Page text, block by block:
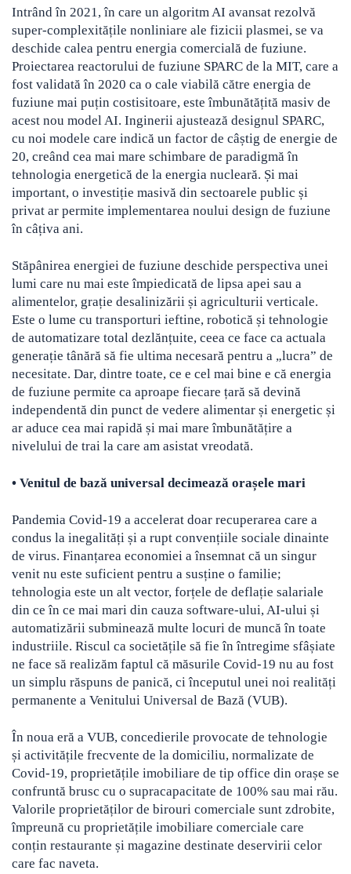
Intrând în 2021, în care un algoritm AI avansat rezolvă
super-complexitățile nonliniare ale fizicii plasmei, se va
deschide calea pentru energia comercială de fuziune.
Proiectarea reactorului de fuziune SPARC de la MIT, care a
fost validată în 2020 ca o cale viabilă către energia de
fuziune mai puțin costisitoare, este îmbunătățită masiv de
acest nou model AI. Inginerii ajustează designul SPARC,
cu noi modele care indică un factor de câștig de energie de
20, creând cea mai mare schimbare de paradigmă în
tehnologia energetică de la energia nucleară. Și mai
important, o investiție masivă din sectoarele public și
privat ar permite implementarea noului design de fuziune
în câțiva ani.
Stăpânirea energiei de fuziune deschide perspectiva unei
lumi care nu mai este împiedicată de lipsa apei sau a
alimentelor, grație desalinizării și agriculturii verticale.
Este o lume cu transporturi ieftine, robotică și tehnologie
de automatizare total dezlănțuite, ceea ce face ca actuala
generație tânără să fie ultima necesară pentru a „lucra” de
necesitate. Dar, dintre toate, ce e cel mai bine e că energia
de fuziune permite ca aproape fiecare țară să devină
independentă din punct de vedere alimentar și energetic și
ar aduce cea mai rapidă și mai mare îmbunătățire a
nivelului de trai la care am asistat vreodată.
• Venitul de bază universal decimează orașele mari
Pandemia Covid-19 a accelerat doar recuperarea care a
condus la inegalități și a rupt convențiile sociale dinainte
de virus. Finanțarea economiei a însemnat că un singur
venit nu este suficient pentru a susține o familie;
tehnologia este un alt vector, forțele de deflație salariale
din ce în ce mai mari din cauza software-ului, AI-ului și
automatizării subminează multe locuri de muncă în toate
industriile. Riscul ca societățile să fie în întregime sfâșiate
ne face să realizăm faptul că măsurile Covid-19 nu au fost
un simplu răspuns de panică, ci începutul unei noi realități
permanente a Venitului Universal de Bază (VUB).
În noua eră a VUB, concedierile provocate de tehnologie
și activitățile frecvente de la domiciliu, normalizate de
Covid-19, proprietățile imobiliare de tip office din orașe se
confruntă brusc cu o supracapacitate de 100% sau mai rău.
Valorile proprietăților de birouri comerciale sunt zdrobite,
împreună cu proprietățile imobiliare comerciale care
conțin restaurante și magazine destinate deservirii celor
care fac naveta.